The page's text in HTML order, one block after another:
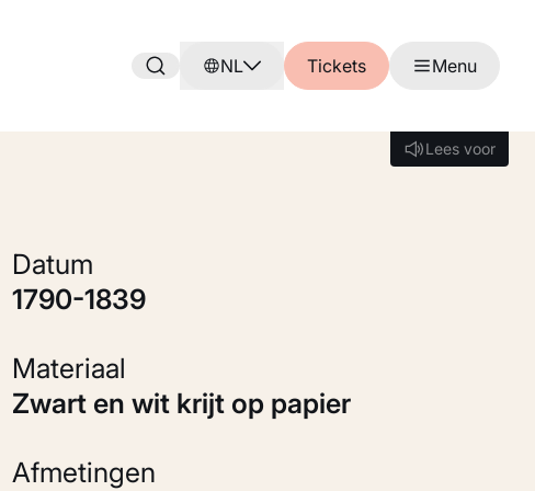
NL Tickets Menu
Lees voor
Lees voor
Datum
1790-1839
Materiaal
Zwart en wit krijt op papier
Afmetingen